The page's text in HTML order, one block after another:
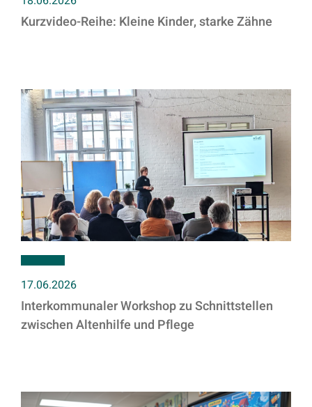
Kurzvideo-Reihe: Kleine Kinder, starke Zähne
17.06.2026
Interkommunaler Workshop zu Schnittstellen
zwischen Altenhilfe und Pflege